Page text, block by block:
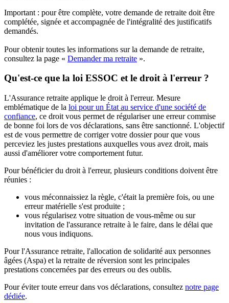
Important : pour être complète, votre demande de retraite doit être
complétée, signée et accompagnée de l'intégralité des justificatifs
demandés.
Pour obtenir toutes les informations sur la demande de retraite,
consultez la page « Demander ma retraite ».
Qu'est-ce que la loi ESSOC et le droit à l'erreur ?
L'Assurance retraite applique le droit à l'erreur. Mesure
emblématique de la loi pour un État au service d'une société de
confiance, ce droit vous permet de régulariser une erreur commise
de bonne foi lors de vos déclarations, sans être sanctionné. L'objectif
est de vous permettre de corriger votre dossier pour que vous
perceviez les justes prestations auxquelles vous avez droit, mais
aussi d'améliorer votre comportement futur.
Pour bénéficier du droit à l'erreur, plusieurs conditions doivent être
réunies :
vous méconnaissiez la règle, c'était la première fois, ou une
erreur matérielle s'est produite ;
vous régularisez votre situation de vous-même ou sur
invitation de l'assurance retraite à le faire, dans le délai que
nous vous indiquons.
Pour l'Assurance retraite, l'allocation de solidarité aux personnes
âgées (Aspa) et la retraite de réversion sont les principales
prestations concernées par des erreurs ou des oublis.
Pour éviter toute erreur dans vos déclarations, consultez notre page
dédiée.